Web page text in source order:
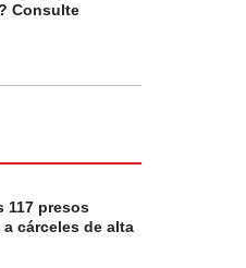
Consulte
117 presos
cárceles de alta